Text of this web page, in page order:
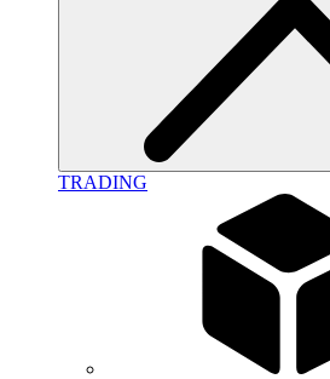
TRADING